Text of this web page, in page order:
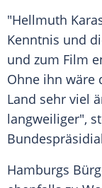
"Hellmuth
Kenntnis und
und zum Film
Ohne ihn wäre
Land sehr viel
langweiliger",
Hamburgs